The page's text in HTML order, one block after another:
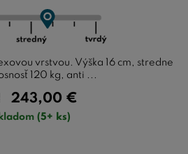
vrstvou. Výška 16 cm, stredne
120 kg, anti ...
243,00 €
(5+ ks)